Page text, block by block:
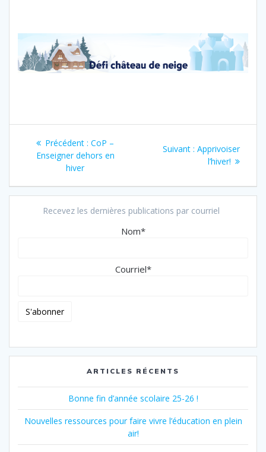
Navigation
l’article
Précédent : Article
précédent
CoP –
Enseigner dehors en
hiver
Suivant : Article
suivant
Apprivoiser
l’hiver!
Recevez les dernières publications par courriel
Nom*
Courriel*
ARTICLES RÉCENTS
Bonne fin d’année scolaire 25-26 !
Nouvelles ressources pour faire vivre l’éducation en plein
air!